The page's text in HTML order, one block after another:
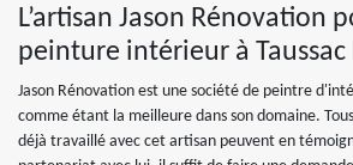
L’artisan Jason Rénovation
peinture intérieur à Taussac
Jason Rénovation est une société de peintre
comme étant la meilleure dans son domaine.
déjà travaillé avec cet artisan peuvent en